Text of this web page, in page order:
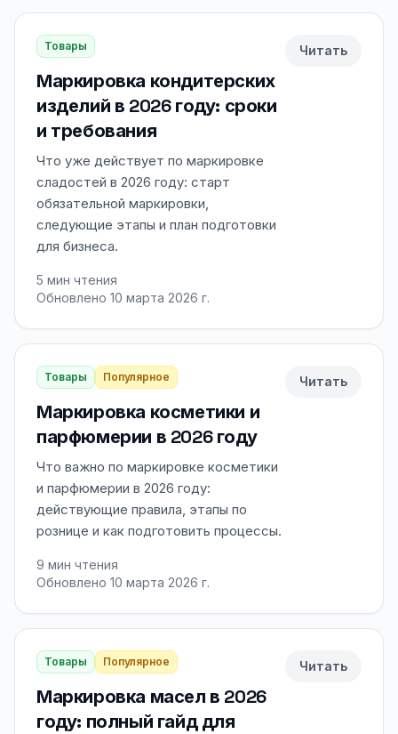
Товары
Маркировка кондитерских
изделий в 2026 году: сроки
и требования
Что уже действует по маркировке
сладостей в 2026 году: старт
обязательной маркировки,
следующие этапы и план подготовки
для бизнеса.
5 мин чтения
Обновлено 10 марта 2026 г.
Читать
Товары Популярное
Маркировка косметики и
парфюмерии в 2026 году
Что важно по маркировке косметики
и парфюмерии в 2026 году:
действующие правила, этапы по
рознице и как подготовить процессы.
9 мин чтения
Обновлено 10 марта 2026 г.
Читать
Товары Популярное
Маркировка масел в 2026
году: полный гайд для
Читать